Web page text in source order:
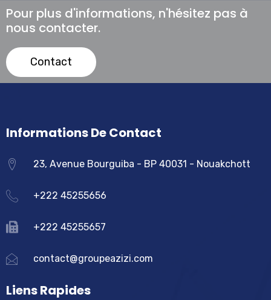
Pour plus d'informations, n'hésitez pas à
nous contacter.
Contact
Informations De Contact
23, Avenue Bourguiba - BP 40031 - Nouakchott
+222 45255656
+222 45255657
contact@groupeazizi.com
Liens Rapides